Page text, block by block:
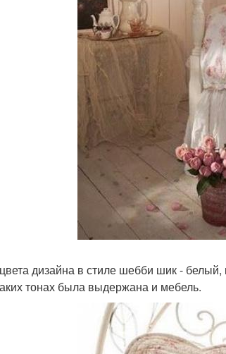
дизайна в стиле шебби шик -
тонах была выдержана и мебель.